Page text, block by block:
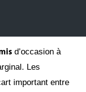
d’occasion à
Les
important entre